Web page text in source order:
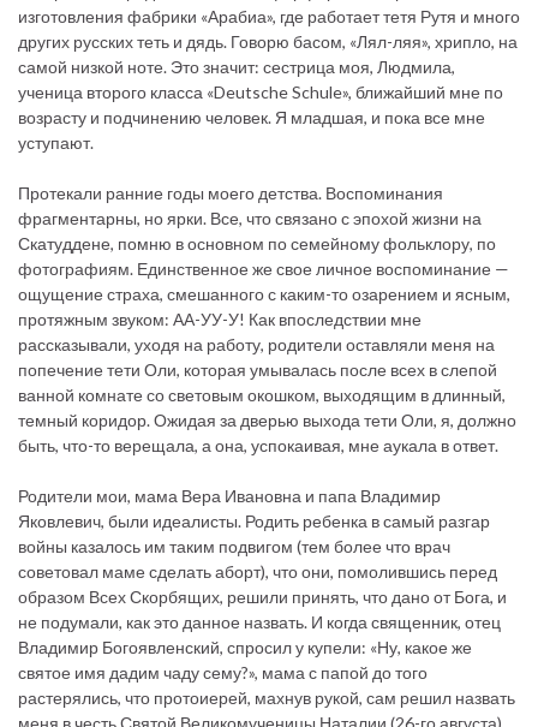
изготовления фабрики «Арабиа», где работает тетя Рутя и много
других русских теть и дядь. Говорю басом, «Лял-ляя», хрипло, на
самой низкой ноте. Это значит: сестрица моя, Людмила,
ученица второго класса «Deutsche Schule», ближайший мне по
возрасту и подчинению человек. Я младшая, и пока все мне
уступают.
Протекали ранние годы моего детства. Воспоминания
фрагментарны, но ярки. Все, что связано с эпохой жизни на
Скатуддене, помню в основном по семейному фольклору, по
фотографиям. Единственное же свое личное воспоминание —
ощущение страха, смешанного с каким-то озарением и ясным,
протяжным звуком: АА-УУ-У! Как впоследствии мне
рассказывали, уходя на работу, родители оставляли меня на
попечение тети Оли, которая умывалась после всех в слепой
ванной комнате со световым окошком, выходящим в длинный,
темный коридор. Ожидая за дверью выхода тети Оли, я, должно
быть, что-то верещала, а она, успокаивая, мне аукала в ответ.
Родители мои, мама Вера Ивановна и папа Владимир
Яковлевич, были идеалисты. Родить ребенка в самый разгар
войны казалось им таким подвигом (тем более что врач
советовал маме сделать аборт), что они, помолившись перед
образом Всех Скорбящих, решили принять, что дано от Бога, и
не подумали, как это данное назвать. И когда священник, отец
Владимир Богоявленский, спросил у купели: «Ну, какое же
святое имя дадим чаду сему?», мама с папой до того
растерялись, что протоиерей, махнув рукой, сам решил назвать
меня в честь Святой Великомученицы Наталии (26-го августа).